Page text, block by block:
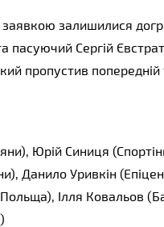
заявкою залишилися
пасуючий Сергій
пропустив попередній
Юрій Синиця
Данило Уривкін
Польща), Ілля Ковальов